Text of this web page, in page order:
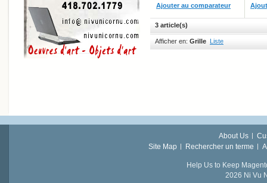
Ajouter au comparateur
3 article(s)
Afficher en: Grille Liste
About Us
Site Map
Rechercher un terme
Help Us to Keep
2026 Ni Vu